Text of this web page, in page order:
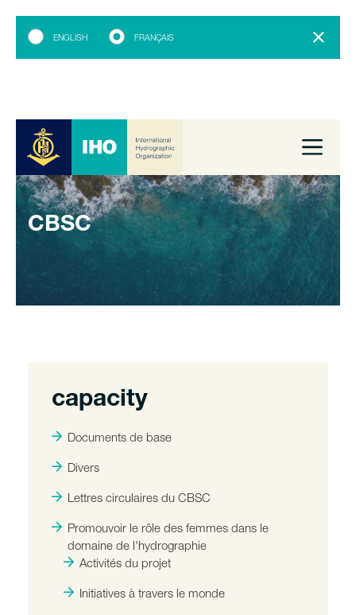
ENGLISH FRANÇAIS
CBSC
capacity
Documents de base
Divers
Lettres circulaires du CBSC
Promouvoir le rôle des femmes dans le
domaine de l'hydrographie
Activités du projet
Initiatives à travers le monde